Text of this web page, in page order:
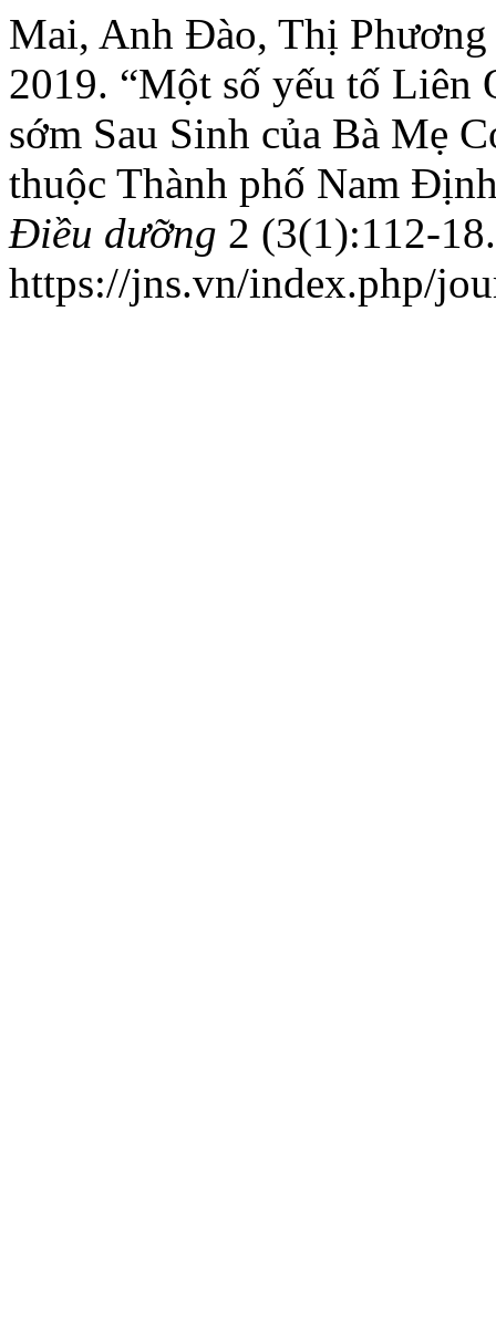
Mai, Anh Đào, Thị
2019. “Một số yếu tố Liên
sớm Sau Sinh của Bà Mẹ
thuộc Thành phố Nam
Điều dưỡng 2 (3(1):112-18.
https://jns.vn/index.php/